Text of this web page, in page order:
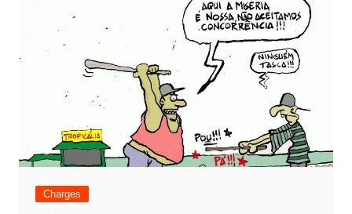
Charges